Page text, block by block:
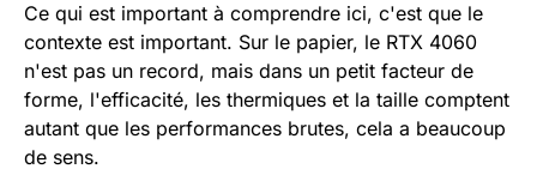
Ce qui est important à comprendre ici, c'est que le
contexte est important. Sur le papier, le RTX 4060
n'est pas un record, mais dans un petit facteur de
forme, l'efficacité, les thermiques et la taille comptent
autant que les performances brutes, cela a beaucoup
de sens.